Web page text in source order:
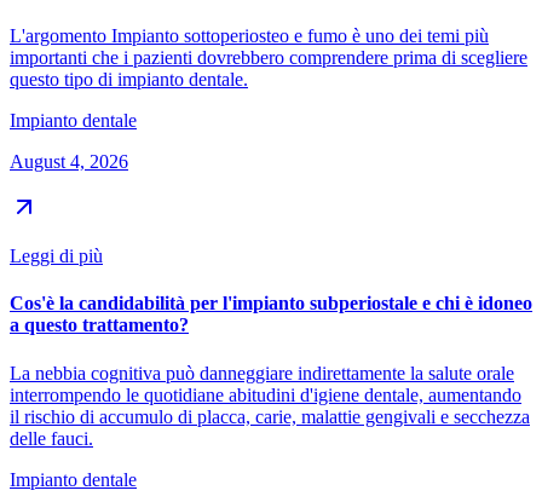
L'argomento Impianto sottoperiosteo e fumo è uno dei temi più
importanti che i pazienti dovrebbero comprendere prima di scegliere
questo tipo di impianto dentale.
Impianto dentale
August 4, 2026
Leggi di più
Cos'è la candidabilità per l'impianto subperiostale e chi è idoneo
a questo trattamento?
La nebbia cognitiva può danneggiare indirettamente la salute orale
interrompendo le quotidiane abitudini d'igiene dentale, aumentando
il rischio di accumulo di placca, carie, malattie gengivali e secchezza
delle fauci.
Impianto dentale